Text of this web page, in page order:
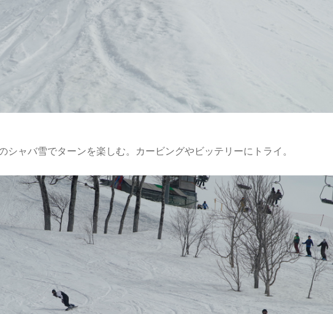
シャバ雪でターンを楽しむ。カービングやビッテリーにトライ。